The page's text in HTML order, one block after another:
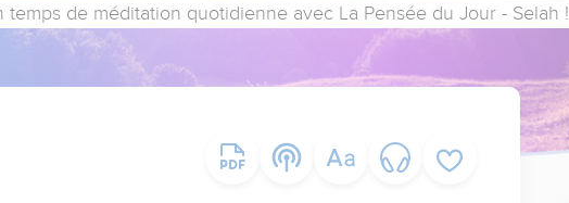
temps de méditation quotidienne avec La Pensée du Jour - Selah !